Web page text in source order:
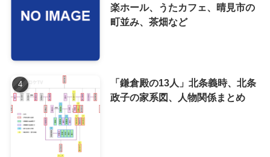
楽ホール、うたカフェ、晴見市の
町並み、茶畑など
「鎌倉殿の13人」北条義時、北条
政子の家系図、人物関係まとめ